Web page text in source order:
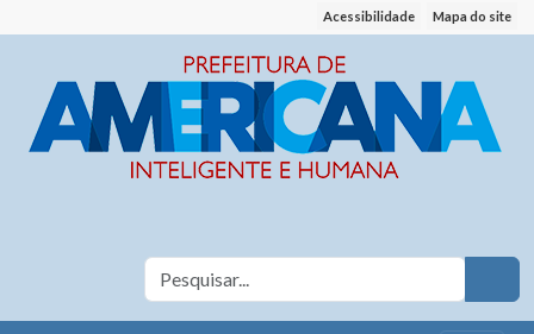
Acessibilidade Mapa do site